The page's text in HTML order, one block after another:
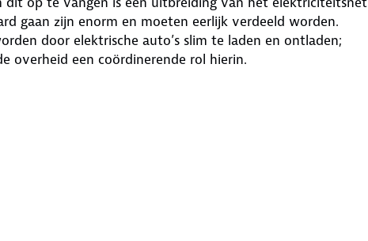
gaan zijn enorm en moeten eerlijk verdeeld worden.
door elektrische auto’s slim te laden en ontladen;
overheid een coördinerende rol hierin.